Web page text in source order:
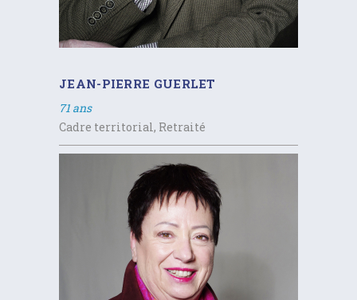
JEAN-PIERRE GUERLET
71 ans
Cadre territorial, Retraité